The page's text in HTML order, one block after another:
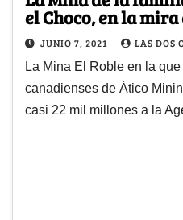
el Choco, en la
JUNIO 7, 2021 LAS DOS
La Mina El Roble en la
canadienses de Ático
casi 22 mil millones a la